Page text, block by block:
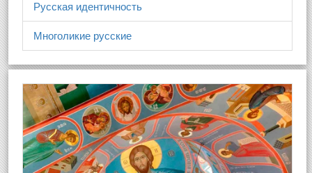
Русская идентичность
Многоликие русские